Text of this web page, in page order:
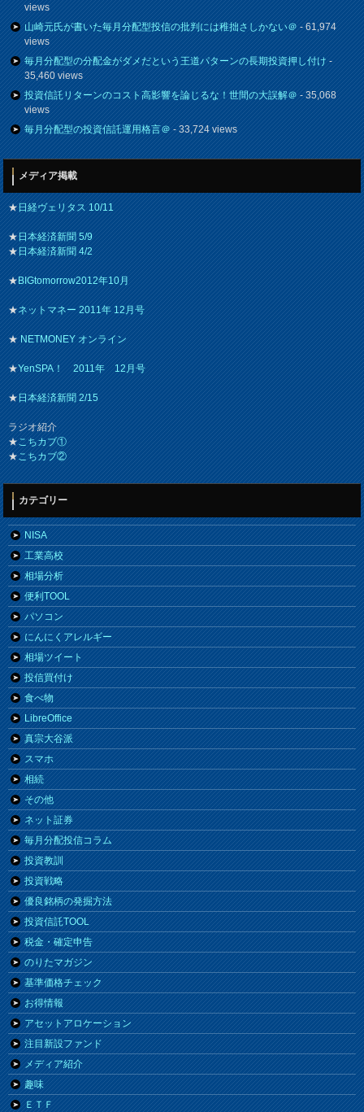
views
山崎元氏が書いた毎月分配型投信の批判には稚拙さしかない＠- 61,974
views
毎月分配型の分配金がダメだという王道パターンの長期投資押し付け-
35,460 views
投資信託リターンのコスト高影響を論じるな！世間の大誤解＠- 35,068
views
毎月分配型の投資信託運用格言＠- 33,724 views
メディア掲載
★日経ヴェリタス 10/11
★日本経済新聞 5/9
★日本経済新聞 4/2
★BIGtomorrow2012年10月
★ネットマネー 2011年 12月号
★NETMONEY オンライン
★YenSPA！ 2011年 12月号
★日本経済新聞 2/15
ラジオ紹介
★こちカブ①
★こちカブ②
カテゴリー
NISA
工業高校
相場分析
便利TOOL
パソコン
にんにくアレルギー
相場ツイート
投信買付け
食べ物
LibreOffice
真宗大谷派
スマホ
相続
その他
ネット証券
毎月分配投信コラム
投資教訓
投資戦略
優良銘柄の発掘方法
投資信託TOOL
税金・確定申告
のりたマガジン
基準価格チェック
お得情報
アセットアロケーション
注目新設ファンド
メディア紹介
趣味
ＥＴＦ